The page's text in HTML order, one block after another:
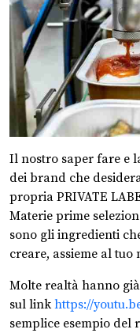
Il nostro saper fare e
dei brand che
propria PRIVATE
Materie prime
sono gli ingredienti
creare, assieme al
Molte realtà hanno
sul linkhttps://
semplice esempio del